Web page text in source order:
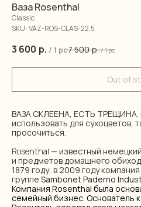
Ваза Rosenthal
Classic
SKU:VAZ-ROS-CLAS-22,5
3 600 р. / 1 pc7 500 р. / 1 pc
Out of
ВАЗА СКЛЕЕНА, ЕСТЬ ТРЕЩИНА.
использовать для сухоцветов,
просочиться.
Rosenthal — известный
и предметов домашнего
1879 году, в 2009 году
группе Sambonet Paderno
Компания Rosenthal была
семейный бизнес. Основатель